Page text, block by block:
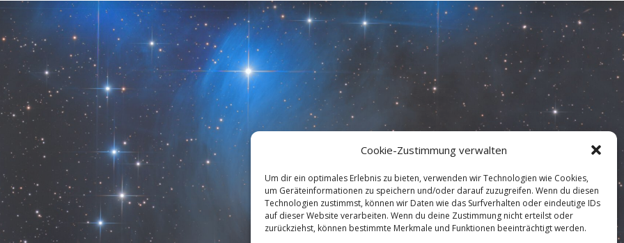
Cookie-Zustimmung verwalten
Um dir ein optimales Erlebnis zu bieten, verwenden wir Technologien wie Cookies,
um Geräteinformationen zu speichern und/oder darauf zuzugreifen. Wenn du diesen
Technologien zustimmst, können wir Daten wie das Surfverhalten oder eindeutige IDs
auf dieser Website verarbeiten. Wenn du deine Zustimmung nicht erteilst oder
zurückziehst, können bestimmte Merkmale und Funktionen beeinträchtigt werden.